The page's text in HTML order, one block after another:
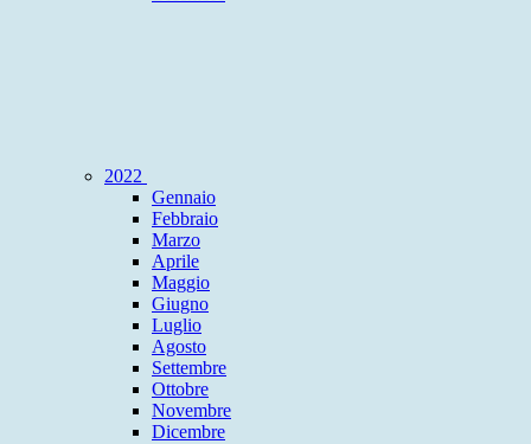
2022
Gennaio
Febbraio
Marzo
Aprile
Maggio
Giugno
Luglio
Agosto
Settembre
Ottobre
Novembre
Dicembre